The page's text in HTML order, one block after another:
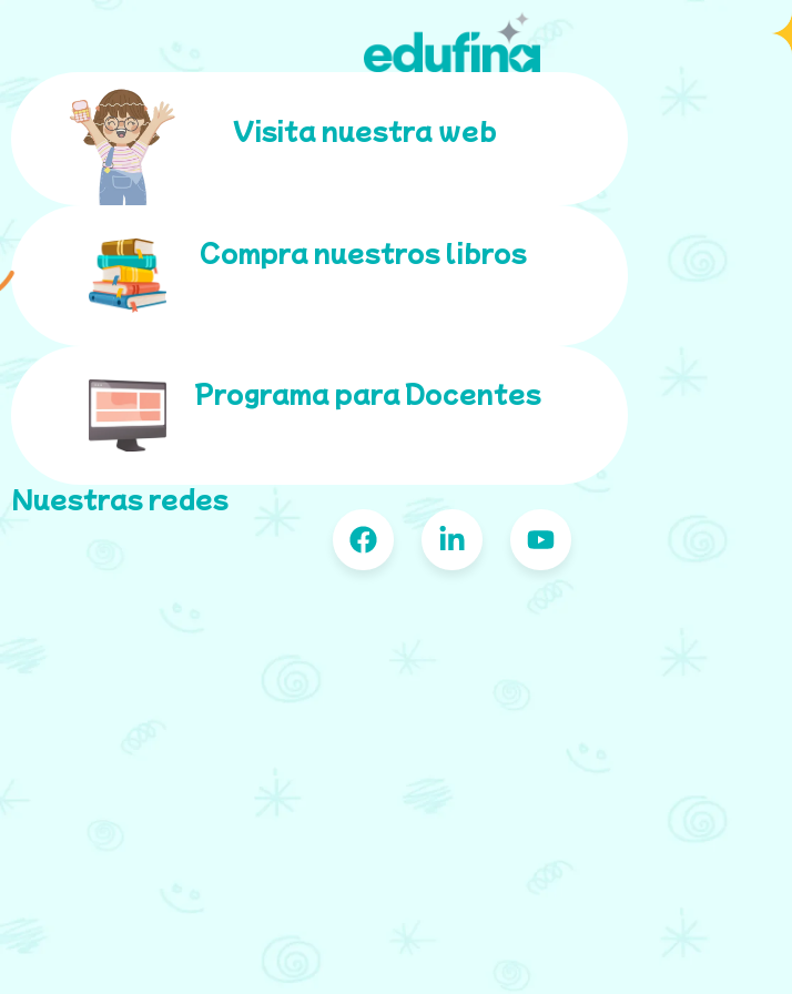
Visita nuestra web
Compra nuestros libros
Programa para Docentes
Nuestras redes